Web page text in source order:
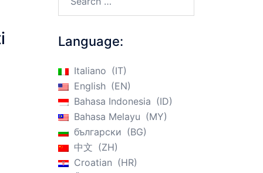
Language:
Italiano
IT
English
EN
Bahasa Indonesia
ID
Bahasa Melayu
MY
български
BG
中文
ZH
Croatian
HR